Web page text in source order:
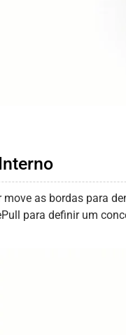
move as bordas para
para definir um